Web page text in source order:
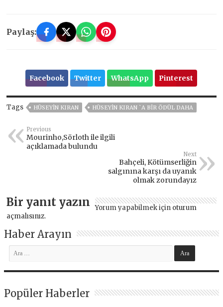
Paylaş:
Facebook Twitter WhatsApp Pinterest
Tags HÜSEYIN KIRAN HÜSEYIN KIRAN `A BIR ÖDÜL DAHA
Previous
Mourinho,Sörloth ile ilgili
açıklamada bulundu
Next
Bahçeli, Kötümserliğin
salgınına karşı da uyanık
olmak zorundayız
Bir yanıt yazın Yorum yapabilmek için oturum
açmalısınız.
Haber Arayın
Popüler Haberler